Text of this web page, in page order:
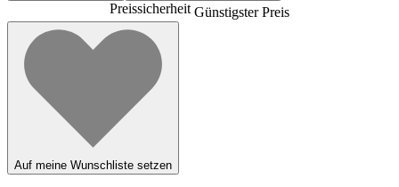
PreissicherheitGünstigster Preis
Auf meine Wunschliste setzen